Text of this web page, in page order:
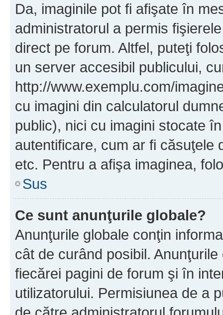
Da, imaginile pot fi afişate în
administratorul a permis
direct pe forum. Altfel, puteţi
un server accesibil publicului,
http://www.exemplu.com/
cu imagini din calculatorul
public), nici cu imagini stocate
autentificare, cum ar fi căsuţele
etc. Pentru a afişa imaginea,
Sus
Ce sunt anunţurile globale?
Anunţurile globale conţin
cât de curând posibil.
fiecărei pagini de forum şi în
utilizatorului. Permisiunea de a